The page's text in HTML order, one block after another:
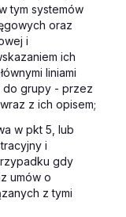
tym systemów
oraz
i
ich
liniami
do grupy - przez
z ich opisem;
w pkt 5, lub
i
gdy
umów o
z tymi